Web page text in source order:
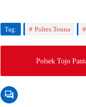
Tag: Polres Touna
Polsek Tojo